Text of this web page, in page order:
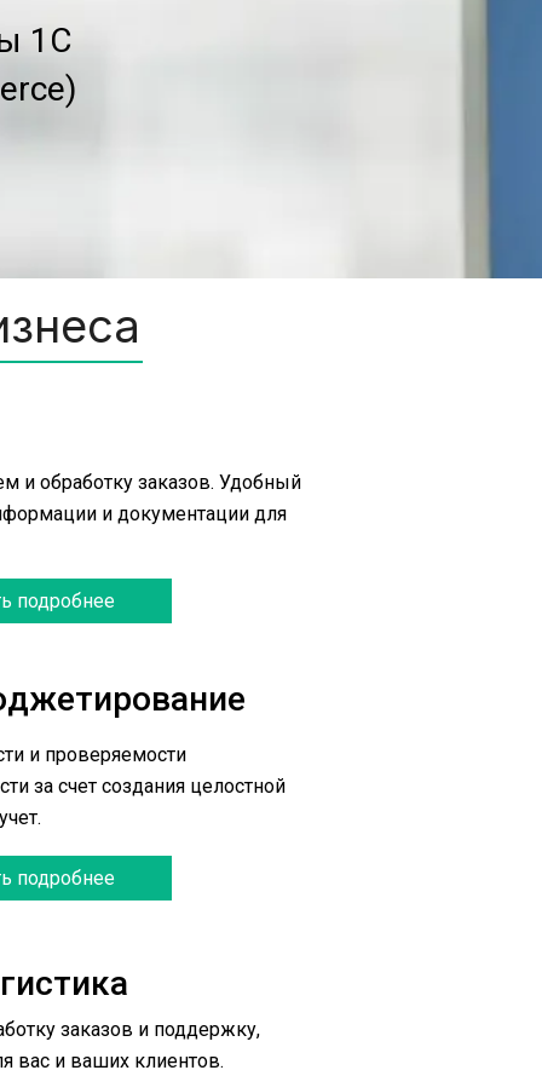
1С
и обработку заказов. Удобный
и документации для
подробнее
и проверяемости
за счет создания целостной
заказов и поддержку,
вас и ваших клиентов.
подробнее